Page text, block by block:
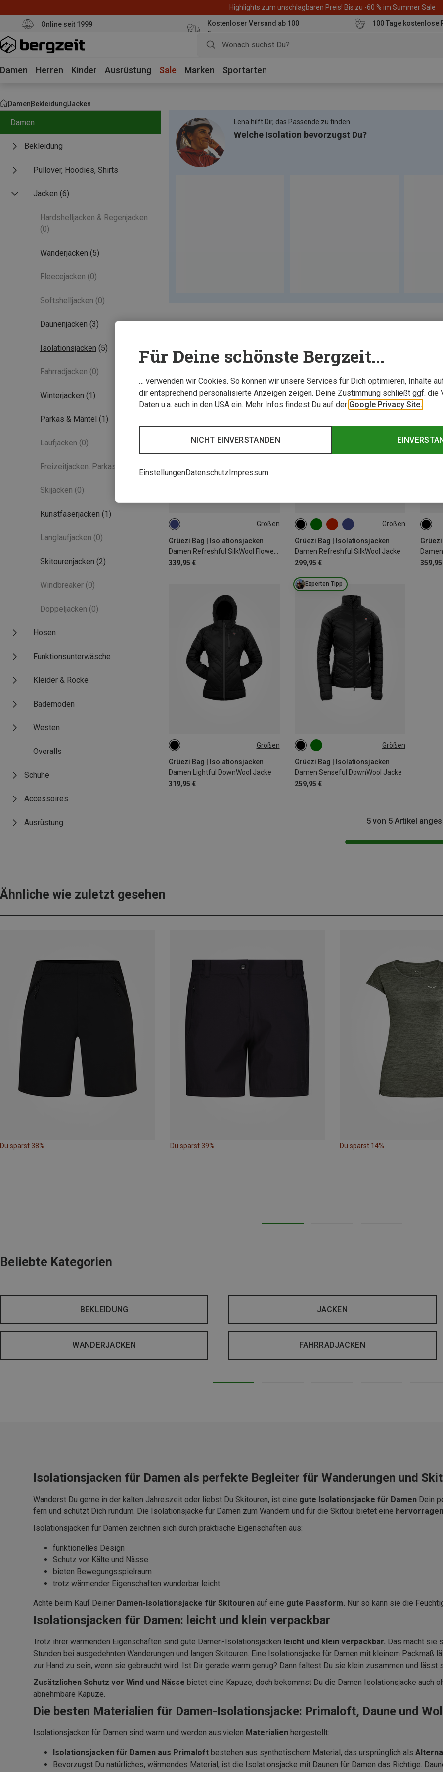
Highlights zum unschlagbaren Preis! Bis zu -60 % im Summer Sale
Online seit 1999
Kostenloser Versand ab 100
Euro
100 Tage kostenlose
Damen Herren Kinder Ausrüstung Sale Marken Sportarten
DamenBekleidungJacken
Damen
Bekleidung
Pullover, Hoodies, Shirts
Jacken (6)
Hardshelljacken & Regenjacken
(0)
Wanderjacken (5)
Fleecejacken (0)
Softshelljacken (0)
Daunenjacken (3)
Isolationsjacken (5)
Fahrradjacken (0)
Winterjacken (1)
Parkas & Mäntel (1)
Laufjacken (0)
Freizeitjacken, Parkas
Skijacken (0)
Kunstfaserjacken (1)
Langlaufjacken (0)
Skitourenjacken (2)
Windbreaker (0)
Doppeljacken (0)
Hosen
Funktionsunterwäsche
Kleider & Röcke
Bademoden
Westen
Overalls
Schuhe
Accessoires
Ausrüstung
Lena hilft Dir, das Passende zu finden.
Welche Isolation bevorzugst Du?
Experten Tipp
Größen
Grüezi Bag | Isolationsjacken
339,95 €
XS Größen
Grüezi Bag | Isolationsjacken
Damen Refreshful SilkWool Jacke
299,95 €
XS S M
359,95
XS
Größen
Grüezi Bag | Isolationsjacken
Damen Lightful DownWool Jacke
319,95 €
XS
Experten Tipp
Größen
Grüezi Bag | Isolationsjacken
Damen Senseful DownWool Jacke
259,95 €
XS S
5 von 5 Artikel
Ähnliche wie zuletzt gesehen
Du sparst 38% Du sparst 39% Du sparst 14%
Beliebte Kategorien
BEKLEIDUNG JACKEN
WANDERJACKEN FAHRRADJACKEN
Isolationsjacken für Damen als perfekte Begleiter für Wanderungen und
Wanderst Du gerne in der kalten Jahreszeit oder liebst Du Skitouren, ist eine gute Isolationsjacke für Damen Dein
fern und schützt Dich rundum. Die Isolationsjacke für Damen zum Wandern und für die Skitour bietet eine
Isolationsjacken für Damen zeichnen sich durch praktische Eigenschaften aus:
funktionelles Design
Schutz vor Kälte und Nässe
bieten Bewegungsspielraum
trotz wärmender Eigenschaften wunderbar leicht
Achte beim Kauf Deiner Damen-Isolationsjacke für Skitouren auf eine gute Passform. Nur so kann sie die
Isolationsjacken für Damen: leicht und klein verpackbar
Trotz ihrer wärmenden Eigenschaften sind gute Damen-Isolationsjacken leicht und klein verpackbar. Das macht sie
Stunden bei ausgedehnten Wanderungen und langen Skitouren. Eine Isolationsjacke für Damen mit kleinem Packmaß
zur Hand zu sein, wenn sie gebraucht wird. Ist Dir gerade warm genug? Dann faltest Du sie klein zusammen und lässt
Zusätzlichen Schutz vor Wind und Nässe bietet eine Kapuze, doch bekommst Du die Damen Isolationsjacke auch
abnehmbare Kapuze.
Die besten Materialien für Damen-Isolationsjacke: Primaloft, Daune und
Isolationsjacken für Damen sind warm und werden aus vielen Materialien hergestellt:
Isolationsjacken für Damen aus Primaloft bestehen aus synthetischem Material, das ursprünglich als
Bevorzugst Du natürliches, wärmendes Material, ist die Isolationsjacke mit Daunen für Damen das Richtige.
Für Deine schönste Bergzeit...
… verwenden wir Cookies. So können wir unsere Services für Dich optimieren, Inhalte
dir entsprechend personalisierte Anzeigen zeigen. Deine Zustimmung schließt ggf. die
Daten u.a. auch in den USA ein. Mehr Infos findest Du auf der Google Privacy Site.
NICHT EINVERSTANDEN
EinstellungenDatenschutz Impressum